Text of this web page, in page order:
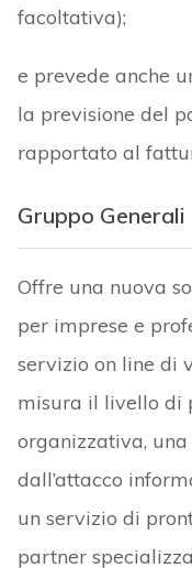
facoltativa);
e prevede anche
la previsione del
rapportato al
Gruppo Generali
Offre una nuova
per imprese e
servizio on line di
misura il livello di
organizzativa,
dall’attacco
un servizio di
partner